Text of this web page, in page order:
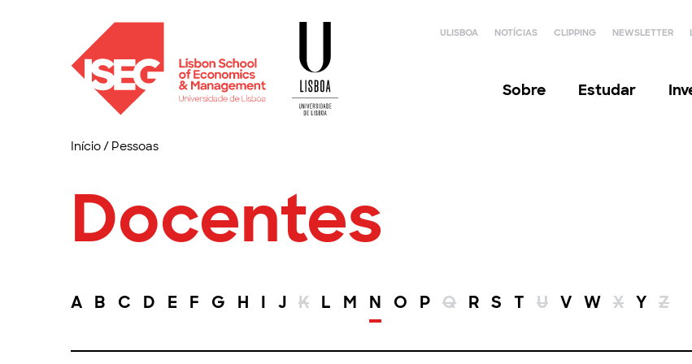
ULISBOA NOTÍCIAS CLIPPING NEWSLETTER
Sobre Estudar
Início/ Pessoas
Docentes
A B C D E F G H I J K L M N O P Q R S T U V W X Y Z